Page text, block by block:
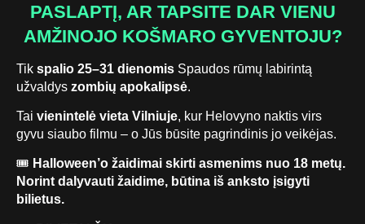
PASLAPTĮ, AR TAPSITE DAR VIENU
AMŽINOJO KOŠMARO GYVENTOJU?
Tik spalio 25–31 dienomis Spaudos rūmų labirintą
užvaldys zombių apokalipsė.
Tai vienintelė vieta Vilniuje, kur Helovyno naktis virs
gyvu siaubo filmu – o Jūs būsite pagrindinis jo veikėjas.
🎟️ Halloween’o žaidimai skirti asmenims nuo 18 metų.
Norint dalyvauti žaidime, būtina iš anksto įsigyti
bilietus.